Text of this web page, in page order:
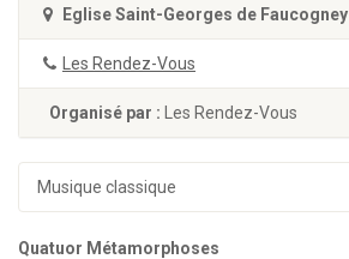
Eglise Saint-Georges de Faucogney
Les Rendez-Vous
Organisé par : Les Rendez-Vous
Musique classique
Quatuor Métamorphoses